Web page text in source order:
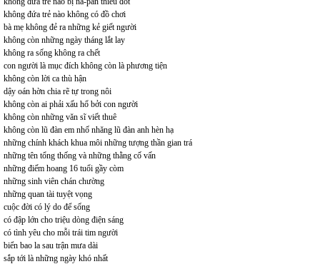
không đứa trẻ nào không có đồ chơi
bà mẹ không đẻ ra những kẻ giết người
không còn những ngày tháng lắt lay
không ra sống không ra chết
con người là mục đích không còn là phương tiện
không còn lời ca thù hận
dậy oán hờn chia rẽ tự trong nôi
không còn ai phải xấu hổ bởi con người
không còn những văn sĩ viết thuê
không còn lũ đàn em nhố nhăng lũ đàn anh hèn hạ
những chính khách khua môi những tượng thần gian trá
những tên tổng thống và những thằng cố vấn
những điếm hoang 16 tuổi gầy còm
những sinh viên chán chường
những quan tài tuyệt vọng
cuộc đời có lý do để sống
có đập lớn cho triệu dòng điện sáng
có tình yêu cho mỗi trái tim người
biển bao la sau trận mưa dài
sắp tới là những ngày khó nhất